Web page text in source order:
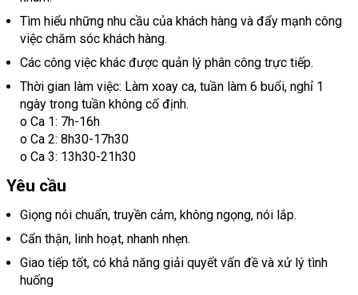
Tìm hiểu những nhu cầu của khách hàng và đẩy mạnh công
việc chăm sóc khách hàng.
Các công việc khác được quản lý phân công trực tiếp.
Thời gian làm việc: Làm xoay ca, tuần làm 6 buổi, nghỉ 1
ngày trong tuần không cố định.
o Ca 1: 7h-16h
o Ca 2: 8h30-17h30
o Ca 3: 13h30-21h30
Yêu cầu
Giọng nói chuẩn, truyền cảm, không ngọng, nói lắp.
Cẩn thận, linh hoạt, nhanh nhẹn.
Giao tiếp tốt, có khả năng giải quyết vấn đề và xử lý tình
huống